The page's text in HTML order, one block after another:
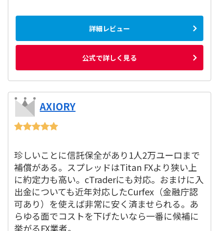
詳細レビュー
公式で詳しく見る
AXIORY
珍しいことに信託保全があり1人2万ユーロまで
補償がある。スプレッドはTitan FXより狭い上
に約定力も高い。cTraderにも対応。おまけに入
出金についても近年対応したCurfex（金融庁認
可あり）を使えば非常に安く済ませられる。あ
らゆる面でコストを下げたいなら一番に候補に
挙がるFX業者。